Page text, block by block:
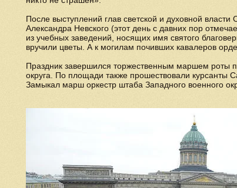
После выступлений глав светской и духовной
Александра Невского (этот день с давних пор
из учебных заведений, носящих имя святого
вручили цветы. А к могилам почивших кавалеров
Праздник завершился торжественным маршем роты
округа. По площади также прошествовали курсанты
Замыкал марш оркестр штаба Западного военного